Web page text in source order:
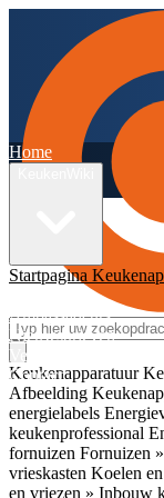
Keukenapparatuur
Afbeelding
energielabels
keukenprofessional
fornuizen Fornuizen
vrieskasten Koelen
en vriezen » Inbouw
Home
Startpagina
Ambassadeurs
Nieuwsbrieven
Veelgestelde vragen
Contact